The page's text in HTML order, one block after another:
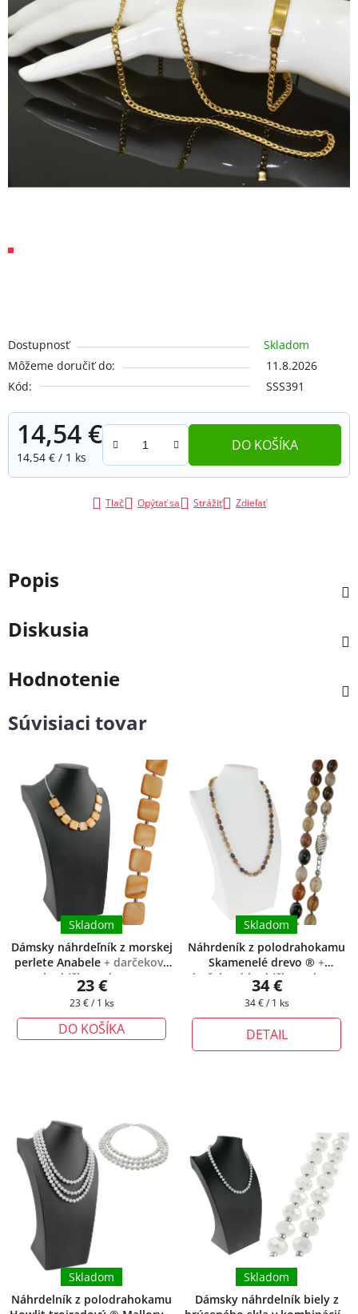
Dostupnosť
Skladom
Môžeme doručiť do:
11.8.2026
Kód:
SSS391
14,54 €
Jednotková cena:
14,54 € / 1 ks
DO KOŠÍKA
Tlač Opýtať sa Strážiť Zdieľať
Popis
Diskusia
Hodnotenie
Súvisiaci tovar
Dámsky náhrdeľník z morskej
perlete Anabele + darčeková
krabička zadarmo
Skladom
23 €
Jednotková
23 € / 1 ks
DO KOŠÍKA
Náhrdeník z polodrahokamu
Skamenelé drevo ® +
darčeková krabička zadarmo
Skladom
34 €
Jednotková
34 € / 1 ks
DETAIL
Náhrdelník z polodrahokamu
Skladom
Dámsky náhrdelník biely z
Skladom